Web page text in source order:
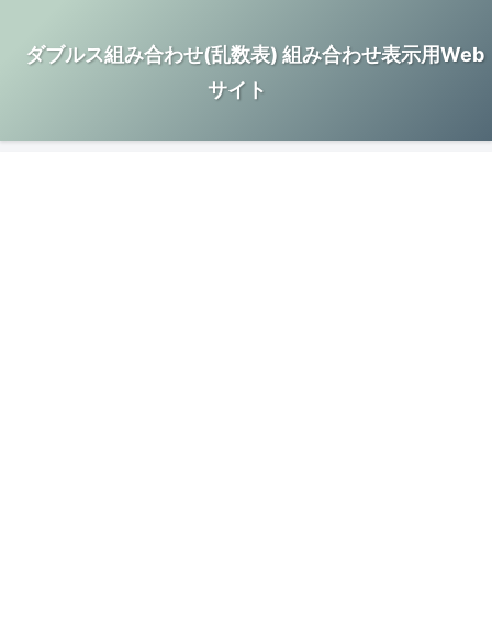
ダブルス組み合わせ(乱数表) 組み合わせ表示用Web
サイト